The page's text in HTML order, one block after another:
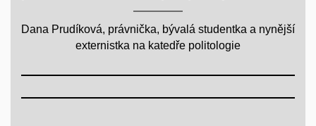
Dana Prudíková, právnička, bývalá studentka a nynější
externistka na katedře politologie